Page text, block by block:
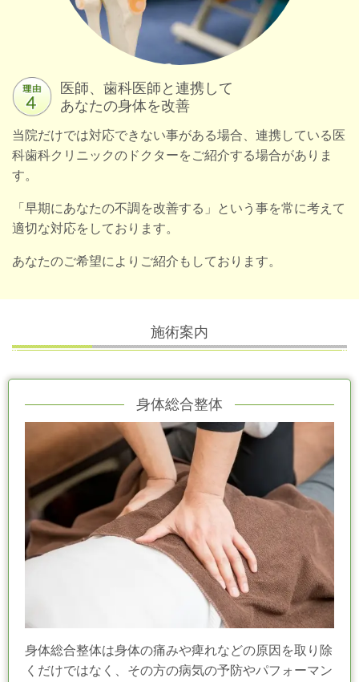
医師、歯科医師と連携して
あなたの身体を改善
当院だけでは対応できない事がある場合、連携している医
科歯科クリニックのドクターをご紹介する場合がありま
す。
「早期にあなたの不調を改善する」という事を常に考えて
適切な対応をしております。
あなたのご希望によりご紹介もしております。
施術案内
身体総合整体
身体総合整体は身体の痛みや痺れなどの原因を取り除
くだけではなく、その方の病気の予防やパフォーマン